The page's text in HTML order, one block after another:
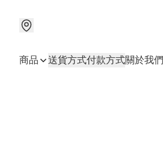
商品 送貨方式付款方式關於我們